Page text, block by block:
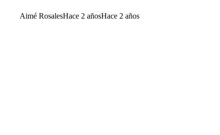
Aimé RosalesHace 2 añosHace 2 años